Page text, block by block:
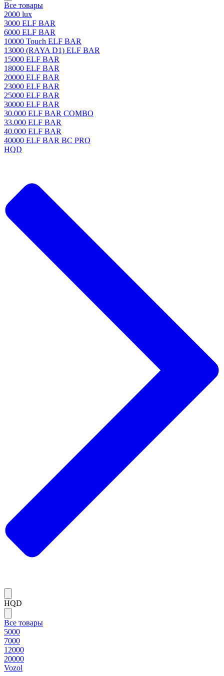
Все товары
2000 lux
3000 ELF BAR
6000 ELF BAR
10000 Touch ELF BAR
13000 (RAYA D1) ELF BAR
15000 ELF BAR
18000 ELF BAR
20000 ELF BAR
23000 ELF BAR
25000 ELF BAR
30000 ELF BAR
30.000 ELF BAR COMBO
33.000 ELF BAR
40.000 ELF BAR
40000 ELF BAR BC PRO
HQD
HQD
Все товары
5000
7000
12000
20000
Vozol